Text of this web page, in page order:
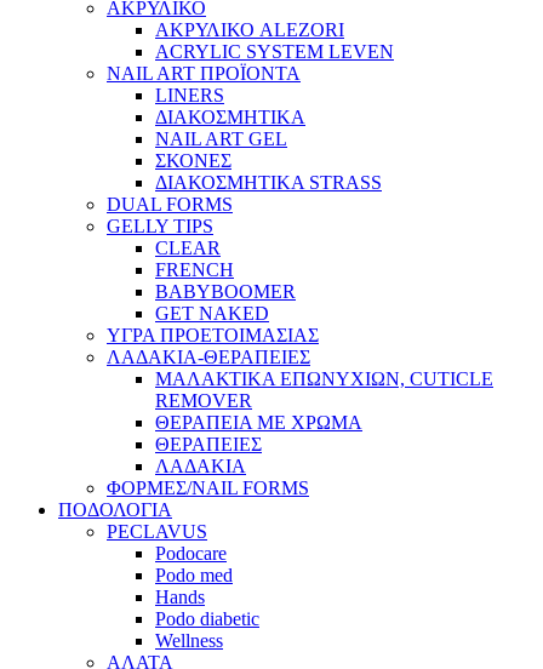
ΑΚΡΥΛΙΚΟ
ΑΚΡΥΛΙΚΟ ALEZORI
ACRYLIC SYSTEM LEVEN
NAIL ART ΠΡΟΪΟΝΤΑ
LINERS
ΔΙΑΚΟΣΜΗΤΙΚΑ
NAIL ART GEL
ΣΚΟΝΕΣ
ΔΙΑΚΟΣΜΗΤΙΚΑ STRASS
DUAL FORMS
GELLY TIPS
CLEAR
FRENCH
BABYBOOMER
GET NAKED
ΥΓΡΑ ΠΡΟΕΤΟΙΜΑΣΙΑΣ
ΛΑΔΑΚΙΑ-ΘΕΡΑΠΕΙΕΣ
ΜΑΛΑΚΤΙΚΑ ΕΠΩΝΥΧΙΩΝ, CUTICLE
REMOVER
ΘΕΡΑΠΕΙΑ ΜΕ ΧΡΩΜΑ
ΘΕΡΑΠΕΙΕΣ
ΛΑΔΑΚΙΑ
ΦΟΡΜΕΣ/NAIL FORMS
ΠΟΔΟΛΟΓΙΑ
PECLAVUS
Podocare
Podo med
Hands
Podo diabetic
Wellness
ΑΛΑΤΑ